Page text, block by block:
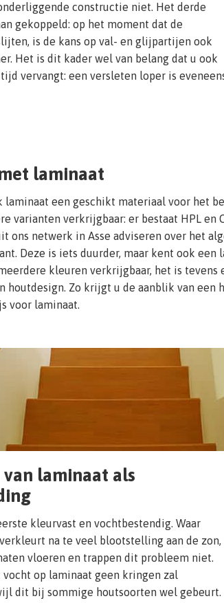
constructie niet. Het derde
gekoppeld: op het moment dat de
is de kans op val- en glijpartijen ook
Het is dit kader wel van belang dat u ook
vervangt: een versleten loper is
laminaat
laminaat een geschikt materiaal voor het
varianten verkrijgbaar: er bestaat HPL en
ons netwerk in Asse adviseren over het
Deze is iets duurder, maar kent ook een
kleuren verkrijgbaar, het is tevens
houtdesign. Zo krijgt u de aanblik van een
voor laminaat.
laminaat als
kleurvast en vochtbestendig. Waar
na te veel blootstelling aan de zon,
vloeren en trappen dit probleem niet.
op laminaat geen kringen zal
dit bij sommige houtsoorten wel gebeurt.